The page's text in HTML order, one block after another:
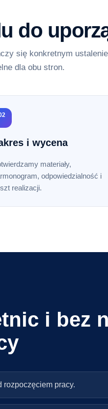
do
się konkretnym
dla obu stron.
i wycena
materiały,
odpowiedzialność i
realizacji.
i bez
rozpoczęciem pracy.